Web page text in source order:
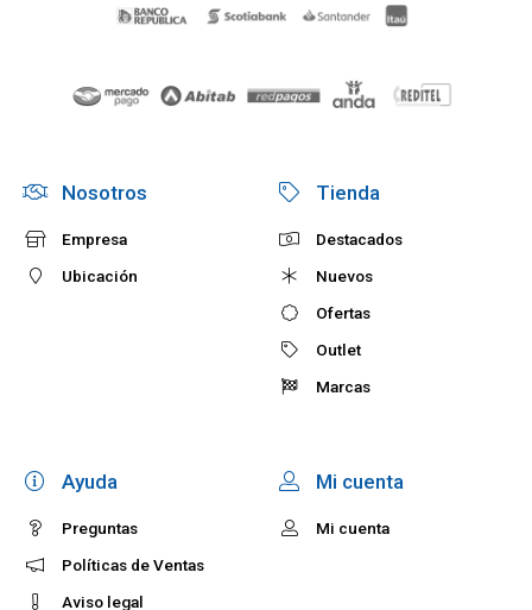
Nosotros
Empresa
Ubicación
Tienda
Destacados
Nuevos
Ofertas
Outlet
Marcas
Ayuda
Preguntas
Políticas de Ventas
Aviso legal
Mi cuenta
Mi cuenta